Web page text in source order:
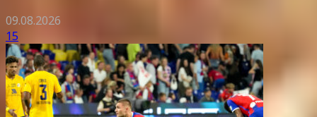
09.08.2026
15